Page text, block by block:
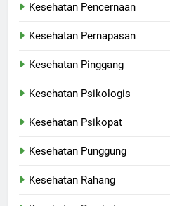
Kesehatan Pencernaan
Kesehatan Pernapasan
Kesehatan Pinggang
Kesehatan Psikologis
Kesehatan Psikopat
Kesehatan Punggung
Kesehatan Rahang